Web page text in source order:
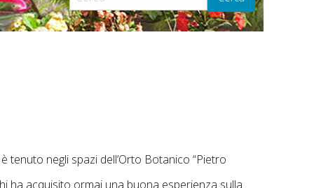
è tenuto negli spazi dell’Orto Botanico “Pietro
ha acquisito ormai una buona esperienza sulla